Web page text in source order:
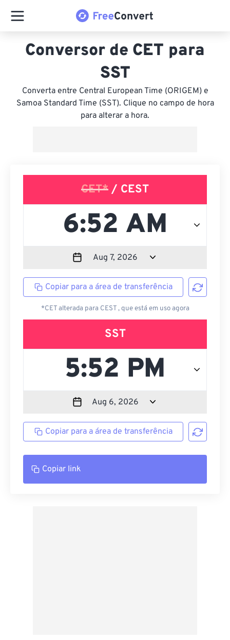
Conversor de CET para
SST
Converta entre Central European Time (ORIGEM) e
Samoa Standard Time (SST). Clique no campo de hora
para alterar a hora.
CET* / CEST
Copiar para a área de transferência
*CET alterada para CEST , que está em uso agora
SST
Copiar para a área de transferência
Copiar link